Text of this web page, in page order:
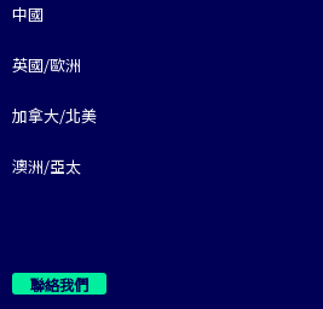
中國
英國/歐洲
加拿大/北美
澳洲/亞太
聯絡我們